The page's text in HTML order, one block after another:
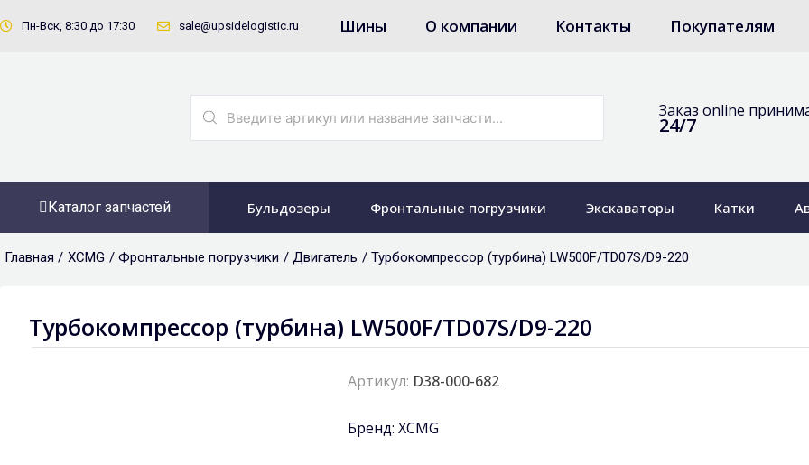
к
Пн-Вск, 8:30 до 17:30 sale@upsidelogistic.ru Шины О компании Контакты Покупателям
Заказ online
24/7
Каталог запчастей Бульдозеры Фронтальные погрузчики Экскаваторы Катки
Главная / XCMG / Фронтальные погрузчики / Двигатель / Турбокомпрессор (турбина) LW500F/TD07S/D9-220
Турбокомпрессор (турбина) LW500F/TD07S/D9-220
Артикул: D38-000-682
Бренд: XCMG